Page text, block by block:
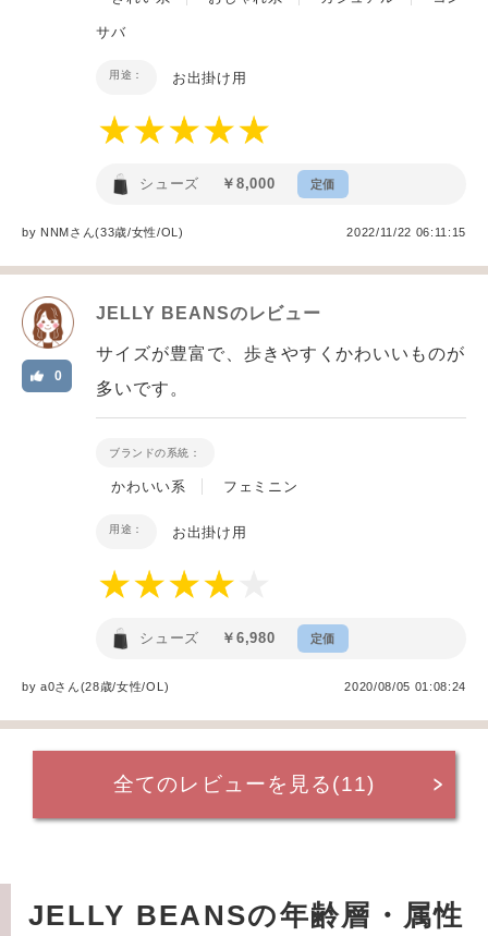
サバ
用途： お出掛け用
シューズ ￥8,000 定価
by NNMさん(33歳/女性/OL) 2022/11/22 06:11:15
JELLY BEANSのレビュー
0
サイズが豊富で、歩きやすくかわいいものが
多いです。
ブランドの系統：
かわいい系 フェミニン
用途： お出掛け用
シューズ ￥6,980 定価
bya0さん(28歳/女性/OL ) 2020/08/05 01:08:24
全てのレビューを見る(11)
JELLY BEANSの年齢層・属性